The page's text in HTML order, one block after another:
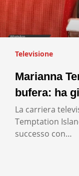
Televisione
Marianna
bufera: ha
La carriera
Temptation
successo con…